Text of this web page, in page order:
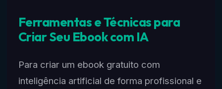
Ferramentas e Técnicas para
Criar Seu Ebook com IA
Para criar um ebook gratuito com
inteligência artificial de forma profissional e